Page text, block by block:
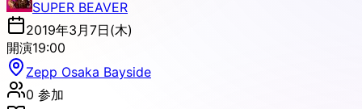
SUPER BEAVER
2019年3月7日(木)
開演19:00
Zepp Osaka Bayside
0 参加